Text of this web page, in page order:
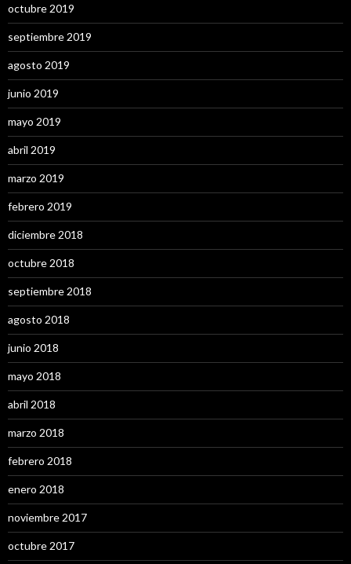
octubre 2019
septiembre 2019
agosto 2019
junio 2019
mayo 2019
abril 2019
marzo 2019
febrero 2019
diciembre 2018
octubre 2018
septiembre 2018
agosto 2018
junio 2018
mayo 2018
abril 2018
marzo 2018
febrero 2018
enero 2018
noviembre 2017
octubre 2017